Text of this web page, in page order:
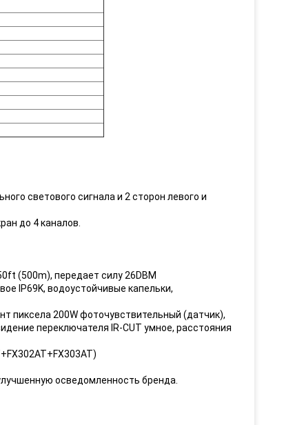
светового сигнала и 2 сторон левого и
до 4 каналов.
(500m), передает силу 26DBM
IP69K, водоустойчивые капельки,
пиксела 200W фоточувствительный (датчик),
переключателя IR-CUT умное, расстояния
осведомленность бренда.